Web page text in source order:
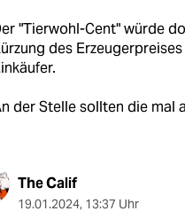
"Tierwohl-Cent" würde
des
der Stelle sollten die mal
The Calif
19.01.2024, 13:37 Uhr